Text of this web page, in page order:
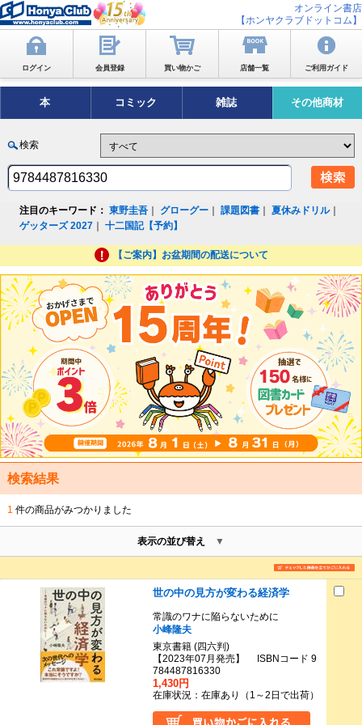
オンライン書店
【ホンヤクラブドットコム】
ログイン 会員登録 買い物かご 店舗一覧 ご利用ガイド
本 コミック 雑誌 その他商材
検索
注目のキーワード： 東野圭吾 グローグー ｜課題図書 ｜夏休みドリル｜
ゲッターズ 2027 ｜十二国記【予約】
【ご案内】お盆期間の配送について
検索結果
1 件の商品がみつかりました
表示の並び替え
世の中の見方が変わる経済学
常識のワナに陥らないために
小峰隆夫
東京書籍 (四六判)
【2023年07月発売】 ISBNコード 9
784487816330
1,430円
在庫状況：在庫あり（1～2日で出荷）